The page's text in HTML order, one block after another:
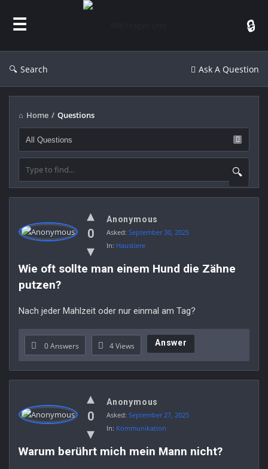
Bild
Search Ask A Question
Home / Questions
Fragen
und
Latest
Questions
0
Anonymous
Asked: September 30, 2025
In: Haustiere
Wie oft sollte man einem Hund die Zähne
putzen?
Nach jeder Mahlzeit oder nur einmal am Tag?
0 Answers 4Views Answer
0
Anonymous
Asked: September 27, 2025
In: Kommunikation
Warum berührt mich mein Mann nicht?